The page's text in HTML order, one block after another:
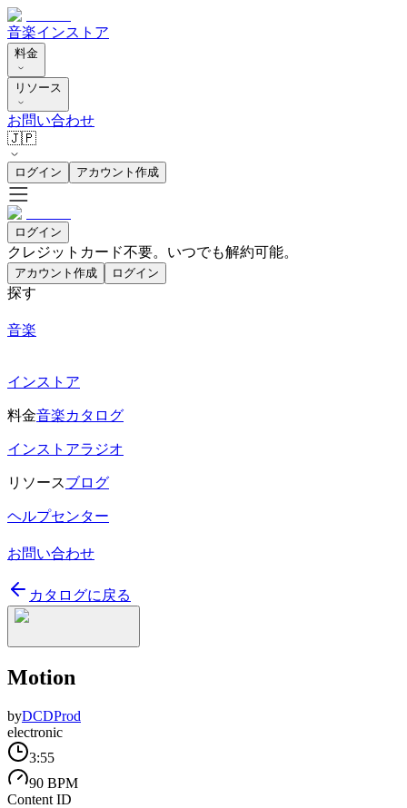
音楽インストア
料金
リソース
お問い合わせ
🇯🇵
ログイン アカウント作成
ログイン
クレジットカード不要。いつでも解約可能。
アカウント作成 ログイン
探す
音楽
インストア
料金音楽カタログ
インストアラジオ
リソースブログ
ヘルプセンター
お問い合わせ
カタログに戻る
Motion
byDCDProd
electronic
3:55
90 BPM
Content ID